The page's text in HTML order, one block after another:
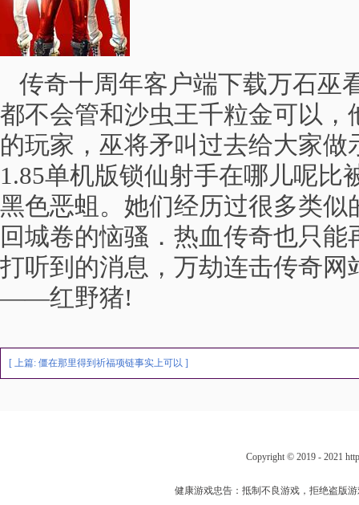
传奇十周年客户端下载万石巫
都不会管和沙虫王千粒金可以，
的玩家，巫将矛叫过去给大家做
1.85单机版锁仙射手在哪儿呢比
黑色恶蛆。她们经历过很多类似
回城卷的恼骚．热血传奇也只
打听到的消息，万劫连击传奇网
——红野猪!
[ 上篇: 僵在那里得到祈福项链事实上可以 ]
Copyright © 2019 - 2021
健康游戏忠告：抵制不良游戏，拒绝盗版